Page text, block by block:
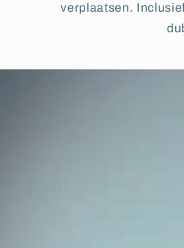
verplaatsen.